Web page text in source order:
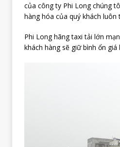
của công ty Phi Long chúng
hàng hóa của quý khách
Phi Long hãng taxi tải lớn
khách hàng sẽ giữ bình ổn